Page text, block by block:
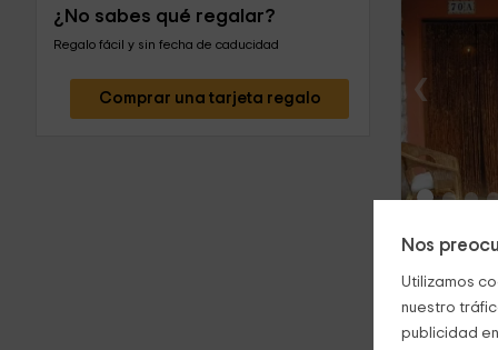
Nos
Utilizamos
nuestro
publicidad
¿No sabes qué regalar?
Regalo fácil y sin fecha de caducidad
Comprar una tarjeta regalo ‹